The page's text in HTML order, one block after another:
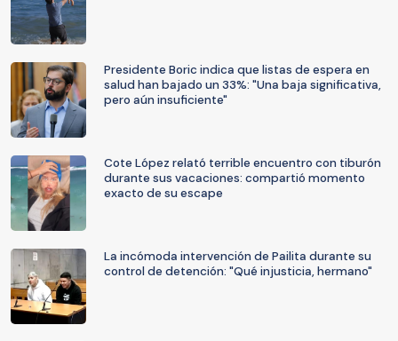
Presidente Boric indica que listas de espera en
salud han bajado un 33%: "Una baja significativa,
pero aún insuficiente"
Cote López relató terrible encuentro con tiburón
durante sus vacaciones: compartió momento
exacto de su escape
La incómoda intervención de Pailita durante su
control de detención: "Qué injusticia, hermano"